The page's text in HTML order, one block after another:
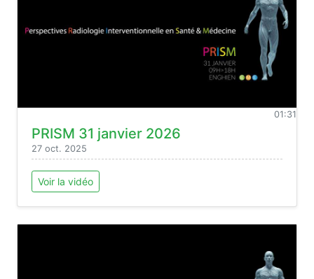
01:31
PRISM 31 janvier 2026
27 oct. 2025
Voir la vidéo